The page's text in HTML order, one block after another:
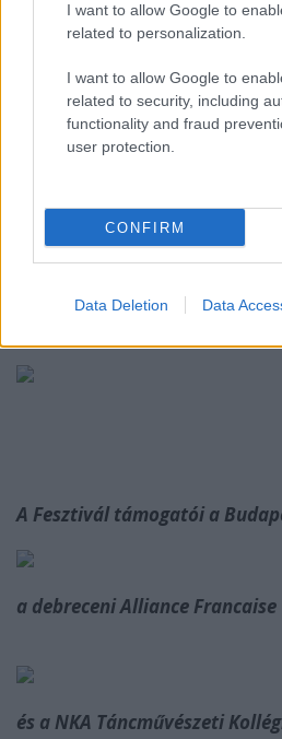
I want to allow Google to
related to personalization.
I want to allow Google to
related to security, including
functionality and fraud
user protection.
CONFIRM
Data Deletion Data
SZABADOS - KVARTETT (
DRESCH - KONCERT (
SZABADOS GYÖRGY:
A TEST TUDÁSA ( NAGY
A Fesztivál támogatói a
a debreceni Alliance Francaise
és a NKA Táncművészeti